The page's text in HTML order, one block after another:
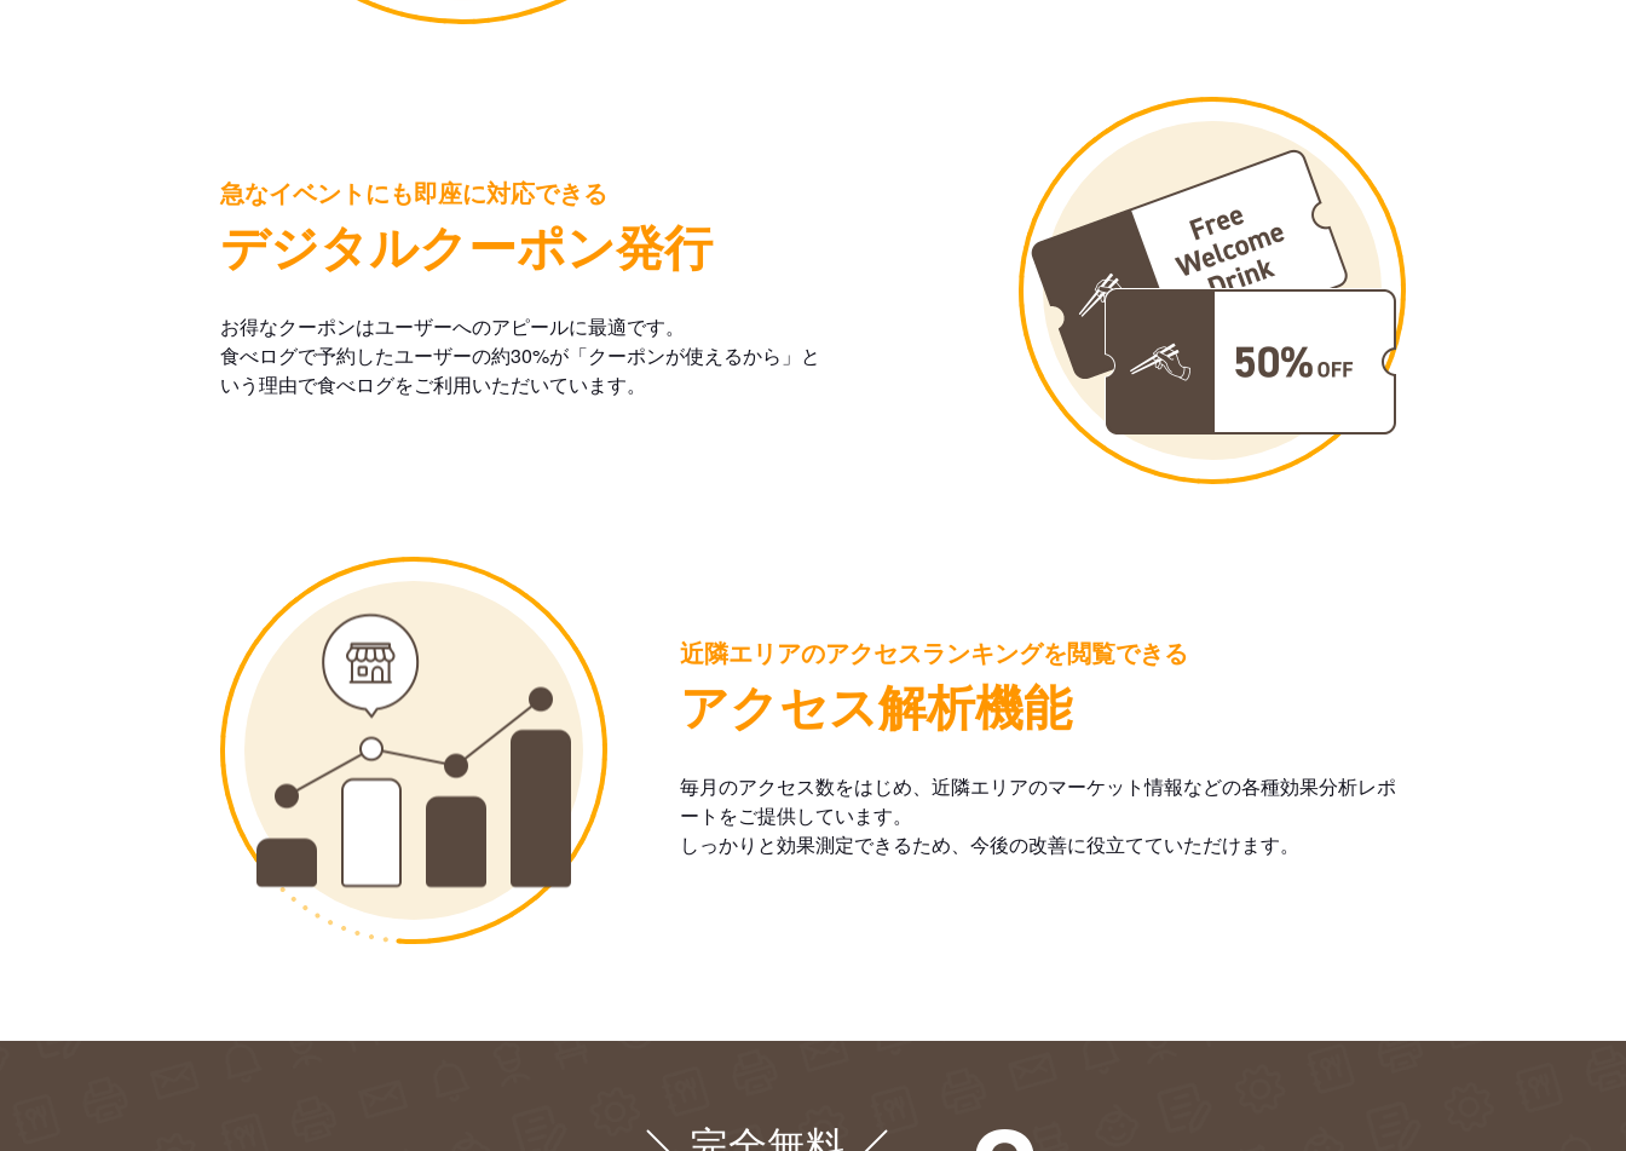
急なイベントにも即座に対応できる
デジタルクーポン発行
お得なクーポンはユーザーへのアピールに最適です。
食べログで予約したユーザーの約30%が「クーポンが使えるから」と
いう理由で食べログをご利用いただいています。
近隣エリアのアクセスランキングを閲覧できる
アクセス解析機能
毎月のアクセス数をはじめ、近隣エリアのマーケット情報などの各種効果分析レポ
ートをご提供しています。
しっかりと効果測定できるため、今後の改善に役立てていただけます。